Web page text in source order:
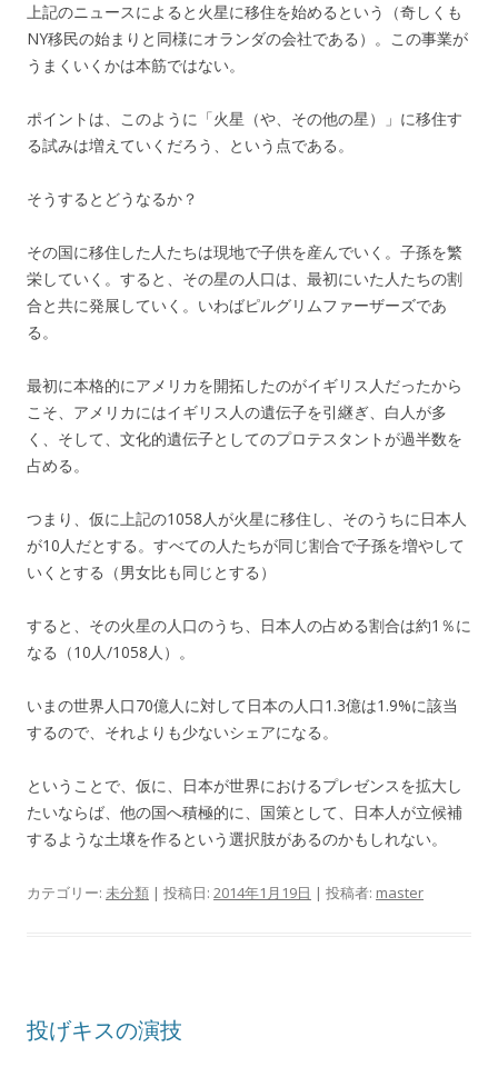
上記のニュースによると火星に移住を始めるという（奇しくも
NY移民の始まりと同様にオランダの会社である）。この事業が
うまくいくかは本筋ではない。
ポイントは、このように「火星（や、その他の星）」に移住す
る試みは増えていくだろう、という点である。
そうするとどうなるか？
その国に移住した人たちは現地で子供を産んでいく。子孫を繁
栄していく。すると、その星の人口は、最初にいた人たちの割
合と共に発展していく。いわばピルグリムファーザーズであ
る。
最初に本格的にアメリカを開拓したのがイギリス人だったから
こそ、アメリカにはイギリス人の遺伝子を引継ぎ、白人が多
く、そして、文化的遺伝子としてのプロテスタントが過半数を
占める。
つまり、仮に上記の1058人が火星に移住し、そのうちに日本人
が10人だとする。すべての人たちが同じ割合で子孫を増やして
いくとする（男女比も同じとする）
すると、その火星の人口のうち、日本人の占める割合は約1％に
なる（10人/1058人）。
いまの世界人口70億人に対して日本の人口1.3億は1.9%に該当
するので、それよりも少ないシェアになる。
ということで、仮に、日本が世界におけるプレゼンスを拡大し
たいならば、他の国へ積極的に、国策として、日本人が立候補
するような土壌を作るという選択肢があるのかもしれない。
カテゴリー: 未分類 | 投稿日: 2014年1月19日 | 投稿者: master
投げキスの演技